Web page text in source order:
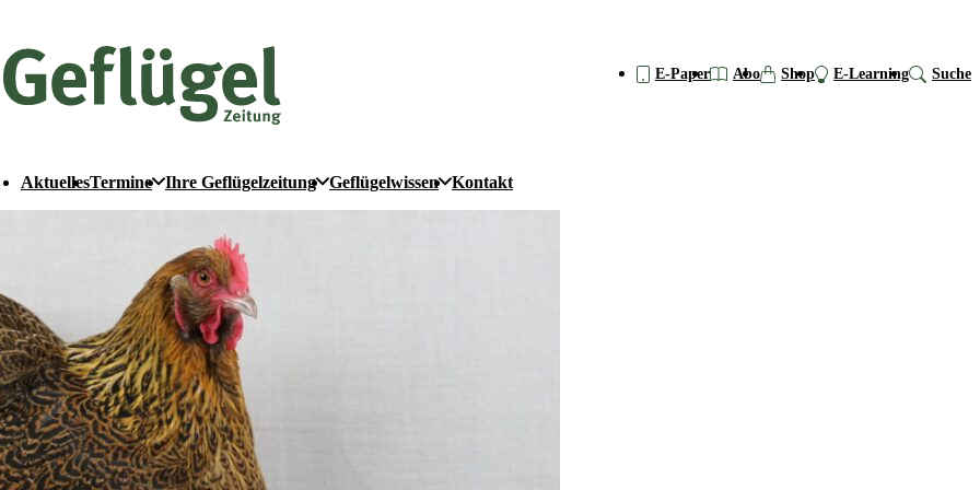
AktuellesTermine Ihre Geflügelzeitung Geflügelwissen Kontakt
E-Paper Abo Shop E-Learning Suche